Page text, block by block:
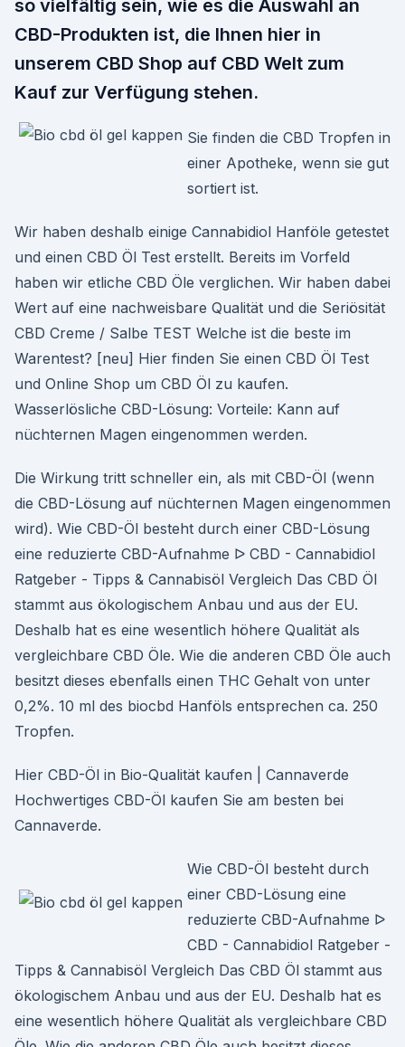
so vielfältig sein, wie es die Auswahl an
CBD-Produkten ist, die Ihnen hier in
unserem CBD Shop auf CBD Welt zum
Kauf zur Verfügung stehen.
Sie finden die CBD Tropfen in
einer Apotheke, wenn sie gut
sortiert ist.
Wir haben deshalb einige Cannabidiol Hanföle getestet
und einen CBD Öl Test erstellt. Bereits im Vorfeld
haben wir etliche CBD Öle verglichen. Wir haben dabei
Wert auf eine nachweisbare Qualität und die Seriösität
CBD Creme / Salbe TEST Welche ist die beste im
Warentest? [neu] Hier finden Sie einen CBD Öl Test
und Online Shop um CBD Öl zu kaufen.
Wasserlösliche CBD-Lösung: Vorteile: Kann auf
nüchternen Magen eingenommen werden.
Die Wirkung tritt schneller ein, als mit CBD-Öl (wenn
die CBD-Lösung auf nüchternen Magen eingenommen
wird). Wie CBD-Öl besteht durch einer CBD-Lösung
eine reduzierte CBD-Aufnahme ᐅ CBD - Cannabidiol
Ratgeber - Tipps & Cannabisöl Vergleich Das CBD Öl
stammt aus ökologischem Anbau und aus der EU.
Deshalb hat es eine wesentlich höhere Qualität als
vergleichbare CBD Öle. Wie die anderen CBD Öle auch
besitzt dieses ebenfalls einen THC Gehalt von unter
0,2%. 10 ml des biocbd Hanföls entsprechen ca. 250
Tropfen.
Hier CBD-Öl in Bio-Qualität kaufen | Cannaverde
Hochwertiges CBD-Öl kaufen Sie am besten bei
Cannaverde.
Wie CBD-Öl besteht durch
einer CBD-Lösung eine
reduzierte CBD-Aufnahme ᐅ
CBD - Cannabidiol Ratgeber -
Tipps & Cannabisöl Vergleich Das CBD Öl stammt aus
ökologischem Anbau und aus der EU. Deshalb hat es
eine wesentlich höhere Qualität als vergleichbare CBD